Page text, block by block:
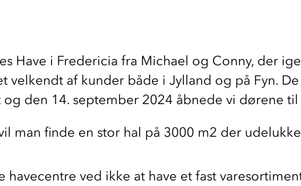
Have i Fredericia fra Michael og Conny, der
velkendt af kunder både i Jylland og på Fyn.
den 14. september 2024 åbnede vi dørene
man finde en stor hal på 3000 m2 der
ved ikke at have et fast